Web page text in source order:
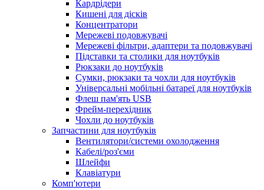
Кардрідери
Кишені для дісків
Концентратори
Мережеві подовжувачі
Мережеві фільтри, адаптери та подовжувачі
Підставки та столики для ноутбуків
Рюкзаки до ноутбуків
Сумки, рюкзаки та чохли для ноутбуків
Універсальні мобільні батареї для ноутбуків
Флеш пам'ять USB
Фрейм-перехідник
Чохли до ноутбуків
Запчастини для ноутбуків
Вентилятори/системи охолодження
Кабелі/роз'єми
Шлейфи
Клавіатури
Комп'ютери